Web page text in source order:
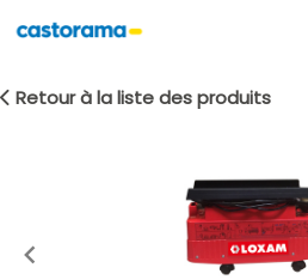
Retour à la liste des produits